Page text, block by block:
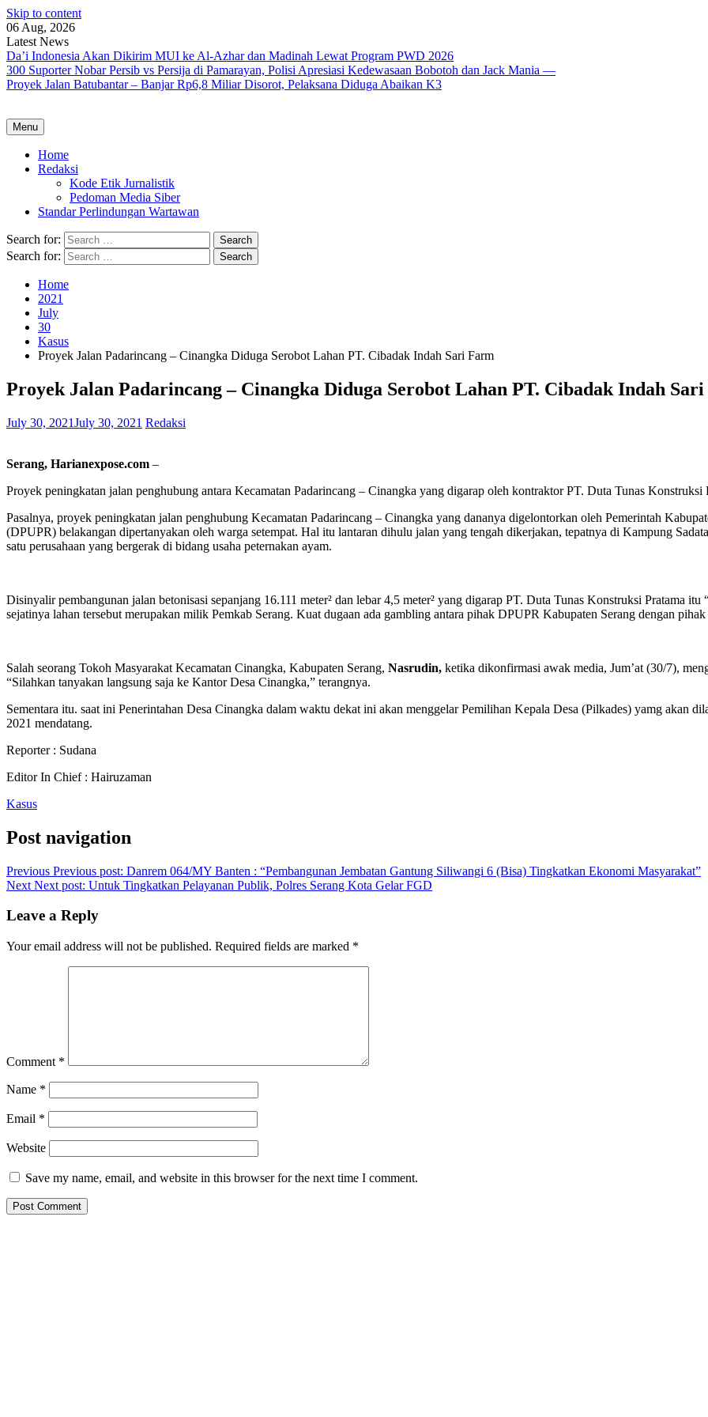
Skip to content
06 Aug, 2026
Latest News
Da’i Indonesia Akan Dikirim MUI ke Al-Azhar dan Madinah Lewat Program PWD 2026
300 Suporter Nobar Persib vs Persija di Pamarayan, Polisi Apresiasi Kedewasaan Bobotoh dan Jack Mania —
Proyek Jalan Batubantar – Banjar Rp6,8 Miliar Disorot, Pelaksana Diduga Abaikan K3
Menu
Home
Redaksi
Kode Etik Jurnalistik
Pedoman Media Siber
Standar Perlindungan Wartawan
Search for:
Search for:
Home
2021
July
30
Kasus
Proyek Jalan Padarincang – Cinangka Diduga Serobot Lahan PT. Cibadak Indah Sari Farm
Proyek Jalan Padarincang – Cinangka Diduga Serobot Lahan PT. Cibadak Indah
July 30, 2021July 30, 2021 Redaksi
Serang, Harianexpose.com –
Proyek peningkatan jalan penghubung antara Kecamatan Padarincang – Cinangka yang digarap oleh kontraktor PT. Duta Tunas
Pasalnya, proyek peningkatan jalan penghubung Kecamatan Padarincang – Cinangka yang dananya digelontorkan oleh Pemerintah
(DPUPR) belakangan dipertanyakan oleh warga setempat. Hal itu lantaran dihulu jalan yang tengah dikerjakan, tepatnya di Kampung
satu perusahaan yang bergerak di bidang usaha peternakan ayam.
Disinyalir pembangunan jalan betonisasi sepanjang 16.111 meter² dan lebar 4,5 meter² yang digarap PT. Duta Tunas Konstruksi Pratama
sejatinya lahan tersebut merupakan milik Pemkab Serang. Kuat dugaan ada gambling antara pihak DPUPR Kabupaten Serang dengan
Salah seorang Tokoh Masyarakat Kecamatan Cinangka, Kabupaten Serang, Nasrudin, ketika dikonfirmasi awak media, Jum’at (30/7),
“Silahkan tanyakan langsung saja ke Kantor Desa Cinangka,” terangnya.
Sementara itu. saat ini Penerintahan Desa Cinangka dalam waktu dekat ini akan menggelar Pemilihan Kepala Desa (Pilkades) yamg akan
2021 mendatang.
Reporter : Sudana
Editor In Chief : Hairuzaman
Kasus
Post navigation
Previous Previous post: Danrem 064/MY Banten : “Pembangunan Jembatan Gantung Siliwangi 6 (Bisa) Tingkatkan Ekonomi Masyarakat”
Next Next post: Untuk Tingkatkan Pelayanan Publik, Polres Serang Kota Gelar FGD
Leave a Reply
Your email address will not be published. Required fields are marked *
Comment *
Name *
Email *
Website
Save my name, email, and website in this browser for the next time I comment.